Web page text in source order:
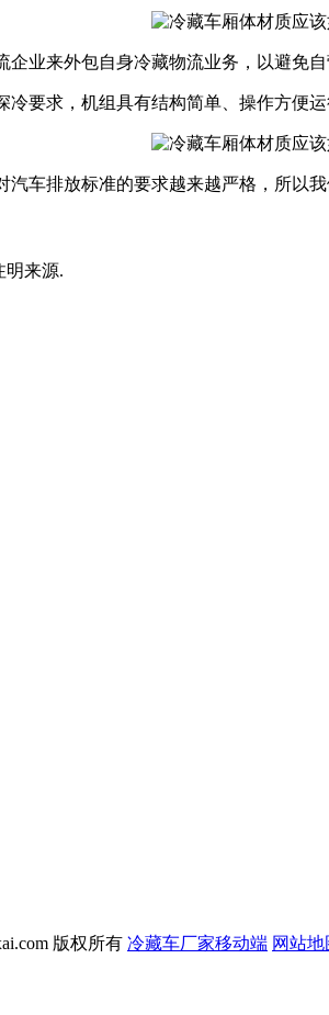
业来外包自身冷藏物流业务，以避免
要求，机组具有结构简单、操作方便
车排放标准的要求越来越严格，所
明来源.
版权所有 冷藏车厂家移动端 网站地